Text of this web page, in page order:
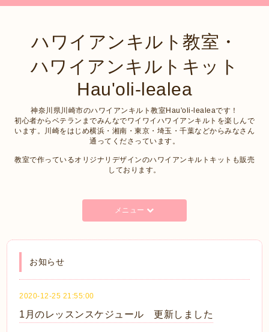
ハワイアンキルト教室・
ハワイアンキルトキット
Hau'oli-lealea
神奈川県川崎市のハワイアンキルト教室Hau'oli-lealeaです！
初心者からベテランまでみんなでワイワイハワイアンキルトを楽しんで
います。川崎をはじめ横浜・湘南・東京・埼玉・千葉などからみなさん
通ってくださっています。
教室で作っているオリジナリデザインのハワイアンキルトキットも販売
しております。
メニュー
お知らせ
2020-12-25 21:55:00
1月のレッスンスケジュール 更新しました